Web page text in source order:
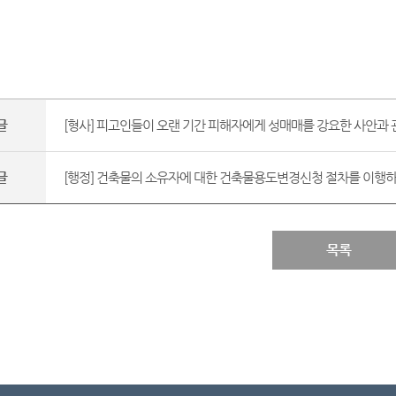
[형사] 피고인들이 오랜 기간 피해자에게 성매매를 강요한 사안과
[행정] 건축물의 소유자에 대한 건축물용도변경신청 절차를 이행
목록